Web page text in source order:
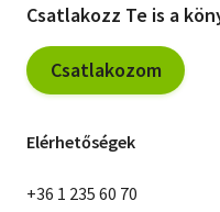
Csatlakozz Te is a
Csatlakozom
Elérhetőségek
+36 1 235 60 70